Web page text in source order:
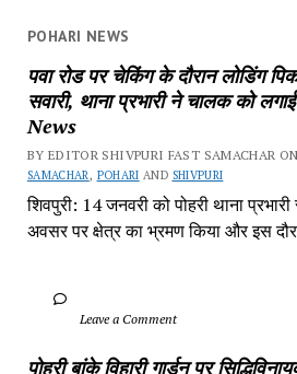
POHARI NEWS
पवा रोड पर चेकिंग के दौरान लोडिंग
सवारी, थाना प्रभारी ने चालक को
News
BY EDITOR SHIVPURI FAST SAMACHAR
SAMACHAR , POHARI AND SHIVPURI
शिवपुरी: 14 जनवरी को पोहरी थाना
अवसर पर क्षेत्र का भ्रमण किया और इस
		Leave a Comment
पोहरी बांके विहारी गार्डन पर